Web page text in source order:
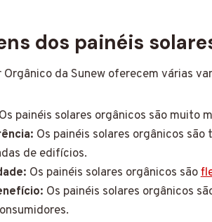
dos painéis
Orgânico da Sunew oferecem várias
Os painéis solares orgânicos são muito
Os painéis solares orgânicos
de edifícios.
Os painéis solares orgânicos são
Os painéis solares orgânicos